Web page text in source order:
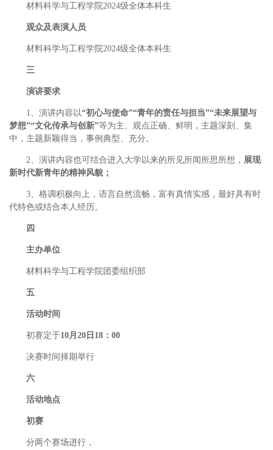
材料科学与工程学院2024级全体本科生
观众及表演人员
材料科学与工程学院2024级全体本科生
三
演讲要求
1、演讲内容以“初心与使命”“青年的责任与担当”“未来展望与
梦想”“文化传承与创新”等为主、观点正确、鲜明，主题深刻、集
中，主题新颖得当，事例典型、充分。
2、演讲内容也可结合进入大学以来的所见所闻所思所想， 展现
新时代新青年的精神风貌；
3、格调积极向上，语言自然流畅，富有真情实感，最好具有时
代特色或结合本人经历。
四
主办单位
材料科学与工程学院团委组织部
五
活动时间
初赛定于10月20日18：00
决赛时间择期举行
六
活动地点
初赛
分两个赛场进行，